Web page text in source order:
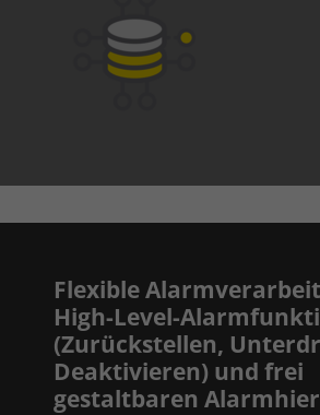
Flexible
High-Level-
(Zurückstellen,
Deaktivieren) und frei
gestaltbaren